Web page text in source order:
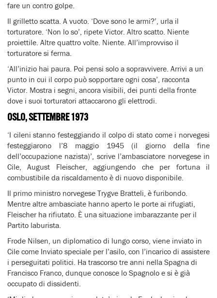
fare un contro golpe.
Il grilletto scatta. A vuoto. ‘Dove sono le armi?’, urla il
torturatore. ‘Non lo so’, ripete Victor. Altro scatto. Niente
proiettile. Altre quattro volte. Niente. All’improvviso il
torturatore si ferma.
‘All’inizio hai paura. Poi pensi solo a sopravvivere. Arrivi a un
punto in cui il corpo può sopportare ogni cosa’, racconta
Victor. Mostra i segni, ancora visibili, dei punti della fronte
dove i suoi torturatori attaccarono gli elettrodi.
OSLO, SETTEMBRE 1973
‘I cileni stanno festeggiando il colpo di stato come i norvegesi
festeggiarono l’8 maggio 1945 (il giorno della fine
dell’occupazione nazista)’, scrive l’ambasciatore norvegese in
Cile, August Fleischer, aggiungendo che per fortuna il
combustibile da riscaldamento è di nuovo disponibile.
Il primo ministro norvegese Trygve Bratteli, è furibondo.
Mentre altre ambasciate hanno aperto le porte ai rifugiati,
Fleischer ha rifiutato. È una situazione imbarazzante per il
Partito laburista.
Frode Nilsen, un diplomatico di lungo corso, viene inviato in
Cile come Inviato speciale per l’asilo, con l’incarico di assistere
i perseguitati politici. Ha trascorso tre anni nella Spagna di
Francisco Franco, dunque conosce lo Spagnolo e si è già
occupato di dissidenti.